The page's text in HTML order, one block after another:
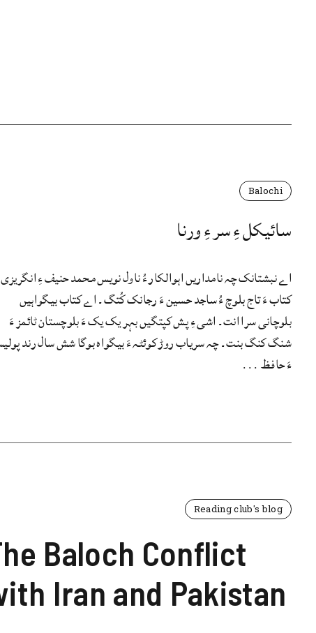
Balochi
سائیکل ءِ سر ءِ ورنا
اے نبشتانک چہ نامداریں اہوالکار ءُ ناول نویس محمد حنیف ءِ انگریزی
کتاب ءَ تاج بلوچ ءُ ساجد حسین ءَ رجانک کُتگ۔ اے کتاب بیگواہیں
بلوچانی سرا انت۔ اشی ءِ پش کپتگیں بہر یک یک ءَ بلوچستان ٹائمز ءَ
شنگ کنگ بنت۔ چہ سریاب روڑ کوئٹہ ءَ بیگواہ بوگا شش سال رند
ءَ حافظ ...
Reading club's blog
Baloch Conflict
Iran and Pakistan